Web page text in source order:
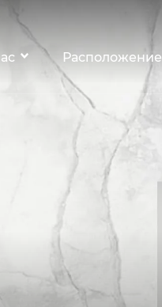
Расположение